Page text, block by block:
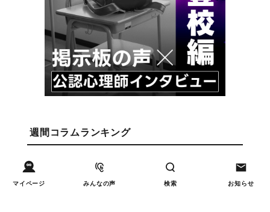
マイページ みんなの声 検索 お知らせ
週間コラムランキング
1
小学生のママ友グループ